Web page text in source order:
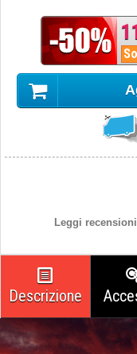
Leggi
Descrizione